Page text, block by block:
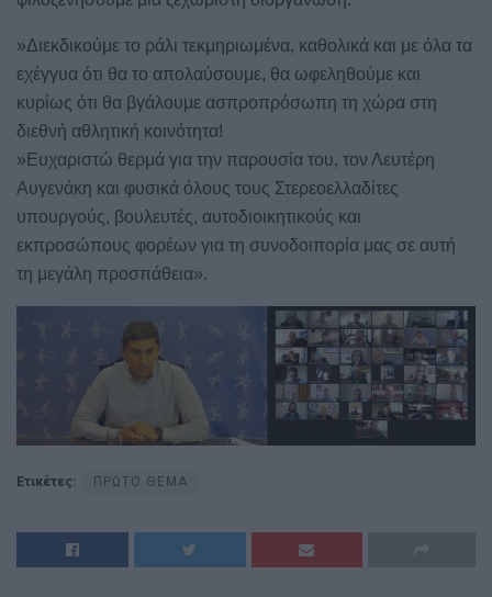
»Διεκδικούμε το ράλι τεκμηριωμένα, καθολικά και με όλα τα
εχέγγυα ότι θα το απολαύσουμε, θα ωφεληθούμε και
κυρίως ότι θα βγάλουμε ασπροπρόσωπη τη χώρα στη
διεθνή αθλητική κοινότητα!
»Ευχαριστώ θερμά για την παρουσία του, τον Λευτέρη
Αυγενάκη και φυσικά όλους τους Στερεοελλαδίτες
υπουργούς, βουλευτές, αυτοδιοικητικούς και
εκπροσώπους φορέων για τη συνοδοιπορία μας σε αυτή
τη μεγάλη προσπάθεια».
Ετικέτες: ΠΡΩΤΟ ΘΕΜΑ